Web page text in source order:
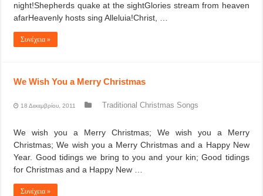
night!Shepherds quake at the sightGlories stream from heaven
afarHeavenly hosts sing Alleluia!Christ, …
Συνέχεια »
We Wish You a Merry Christmas
18 Δεκεμβρίου, 2011 Traditional Christmas Songs
We wish you a Merry Christmas; We wish you a Merry
Christmas; We wish you a Merry Christmas and a Happy New
Year. Good tidings we bring to you and your kin; Good tidings
for Christmas and a Happy New …
Συνέχεια »